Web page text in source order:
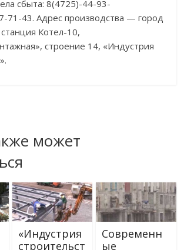
сбыта:8(4725)-44-93-
71-43. Адрес производства — город
Котел-10,
», строение 14, «Индустрия
».
может
«Индустрия
строительст
Современн
ые